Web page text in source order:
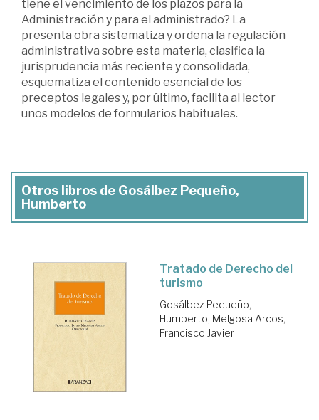
tiene el vencimiento de los plazos para la
Administración y para el administrado? La
presenta obra sistematiza y ordena la regulación
administrativa sobre esta materia, clasifica la
jurisprudencia más reciente y consolidada,
esquematiza el contenido esencial de los
preceptos legales y, por último, facilita al lector
unos modelos de formularios habituales.
Otros libros de Gosálbez Pequeño,
Humberto
Tratado de Derecho del
turismo
Gosálbez Pequeño,
Humberto; Melgosa Arcos,
Francisco Javier